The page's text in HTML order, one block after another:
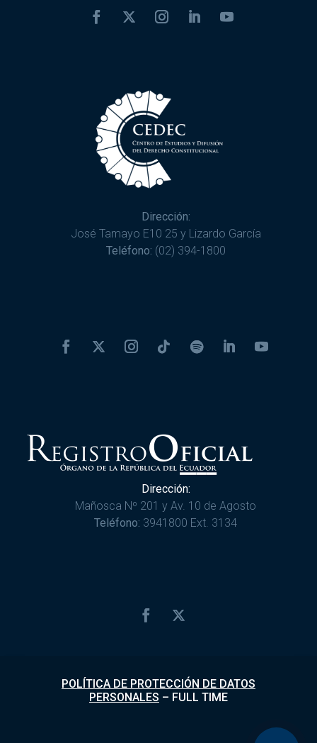
Dirección:
José Tamayo E10 25 y Lizardo García
Teléfono: (02) 394-1800
Dirección:
Mañosca Nº 201 y Av. 10 de Agosto
Teléfono: 3941800 Ext. 3134
POLÍTICA DE PROTECCIÓN DE DATOS
PERSONALES – FULL TIME